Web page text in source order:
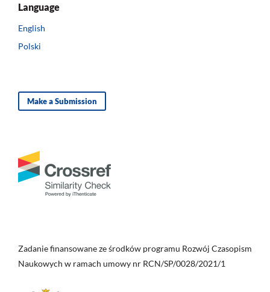
Language
English
Polski
Make a Submission
Zadanie finansowane ze środków programu Rozwój Czasopism
Naukowych w ramach umowy nr RCN/SP/0028/2021/1